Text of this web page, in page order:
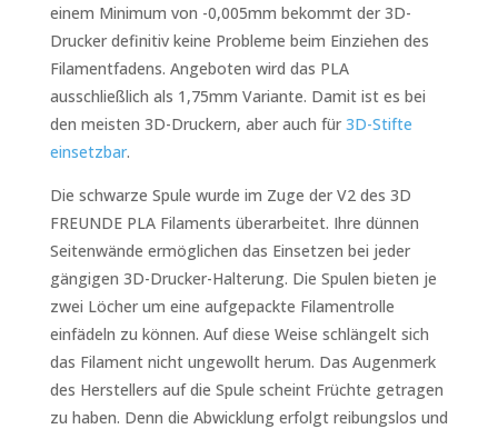
einem Minimum von -0,005mm bekommt der 3D-
Drucker definitiv keine Probleme beim Einziehen des
Filamentfadens. Angeboten wird das PLA
ausschließlich als 1,75mm Variante. Damit ist es bei
den meisten 3D-Druckern, aber auch für 3D-Stifte
einsetzbar.
Die schwarze Spule wurde im Zuge der V2 des 3D
FREUNDE PLA Filaments überarbeitet. Ihre dünnen
Seitenwände ermöglichen das Einsetzen bei jeder
gängigen 3D-Drucker-Halterung. Die Spulen bieten je
zwei Löcher um eine aufgepackte Filamentrolle
einfädeln zu können. Auf diese Weise schlängelt sich
das Filament nicht ungewollt herum. Das Augenmerk
des Herstellers auf die Spule scheint Früchte getragen
zu haben. Denn die Abwicklung erfolgt reibungslos und